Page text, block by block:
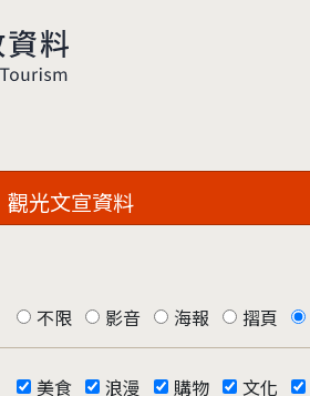
觀光文宣資料
不限 影音 海報 摺頁
美食 浪漫 購物 文化